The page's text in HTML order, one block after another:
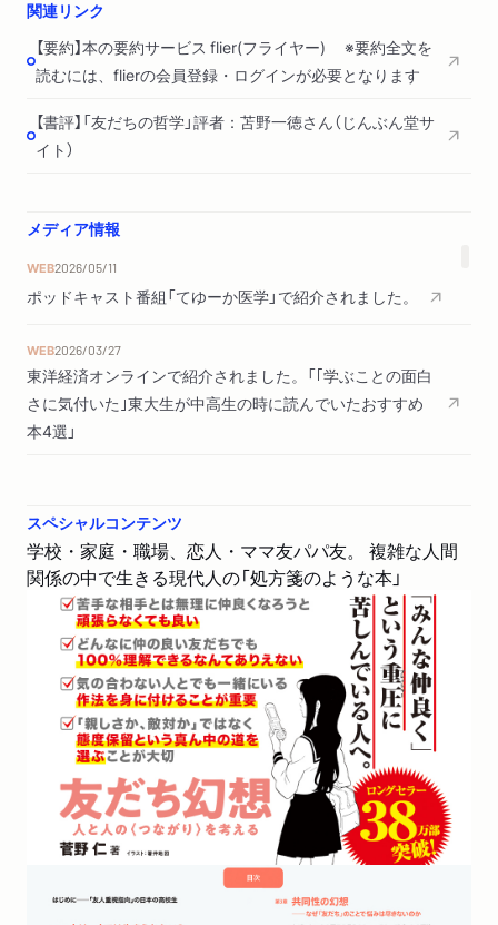
関連リンク
【要約】本の要約サービス flier(フライヤー) ※要約全文を
読むには、flierの会員登録・ログインが必要となります
【書評】「友だちの哲学」評者：苫野一徳さん（じんぶん堂サ
イト）
メディア情報
WEB2026/05/11
ポッドキャスト番組「てゆーか医学」で紹介されました。
WEB2026/03/27
東洋経済オンラインで紹介されました。「｢学ぶことの面白
さに気付いた｣東大生が中高生の時に読んでいたおすすめ
本4選」
ん 恵泉女学園大学学長）「［人生案内］小１の娘 友だちづ
くりに苦労」
2018/10/27
日本経済新聞「春秋」で紹介されました。
2018/10/02
「週刊朝日」10/12号「ベストセラー解読」で紹介されました。（評
者：長薗安浩さん）
2018/10/01
産経新聞「産経抄」で紹介されました。
朝日中高生新聞で紹介されました。
スペシャルコンテンツ
学校・家庭・職場、恋人・ママ友パパ友。 複雑な人間
関係の中で生きる現代人の「処方箋のような本」